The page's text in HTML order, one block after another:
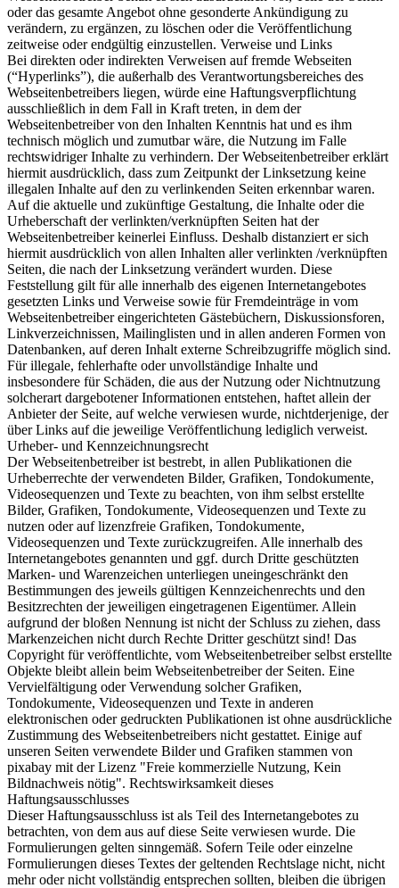
oder das gesamte Angebot ohne gesonderte Ankündigung zu
verändern, zu ergänzen, zu löschen oder die Veröffentlichung
zeitweise oder endgültig einzustellen. Verweise und Links
Bei direkten oder indirekten Verweisen auf fremde Webseiten
(“Hyperlinks”), die außerhalb des Verantwortungsbereiches des
Webseitenbetreibers liegen, würde eine Haftungsverpflichtung
ausschließlich in dem Fall in Kraft treten, in dem der
Webseitenbetreiber von den Inhalten Kenntnis hat und es ihm
technisch möglich und zumutbar wäre, die Nutzung im Falle
rechtswidriger Inhalte zu verhindern. Der Webseitenbetreiber erklärt
hiermit ausdrücklich, dass zum Zeitpunkt der Linksetzung keine
illegalen Inhalte auf den zu verlinkenden Seiten erkennbar waren.
Auf die aktuelle und zukünftige Gestaltung, die Inhalte oder die
Urheberschaft der verlinkten/verknüpften Seiten hat der
Webseitenbetreiber keinerlei Einfluss. Deshalb distanziert er sich
hiermit ausdrücklich von allen Inhalten aller verlinkten /verknüpften
Seiten, die nach der Linksetzung verändert wurden. Diese
Feststellung gilt für alle innerhalb des eigenen Internetangebotes
gesetzten Links und Verweise sowie für Fremdeinträge in vom
Webseitenbetreiber eingerichteten Gästebüchern, Diskussionsforen,
Linkverzeichnissen, Mailinglisten und in allen anderen Formen von
Datenbanken, auf deren Inhalt externe Schreibzugriffe möglich sind.
Für illegale, fehlerhafte oder unvollständige Inhalte und
insbesondere für Schäden, die aus der Nutzung oder Nichtnutzung
solcherart dargebotener Informationen entstehen, haftet allein der
Anbieter der Seite, auf welche verwiesen wurde, nichtderjenige, der
über Links auf die jeweilige Veröffentlichung lediglich verweist.
Urheber- und Kennzeichnungsrecht
Der Webseitenbetreiber ist bestrebt, in allen Publikationen die
Urheberrechte der verwendeten Bilder, Grafiken, Tondokumente,
Videosequenzen und Texte zu beachten, von ihm selbst erstellte
Bilder, Grafiken, Tondokumente, Videosequenzen und Texte zu
nutzen oder auf lizenzfreie Grafiken, Tondokumente,
Videosequenzen und Texte zurückzugreifen. Alle innerhalb des
Internetangebotes genannten und ggf. durch Dritte geschützten
Marken- und Warenzeichen unterliegen uneingeschränkt den
Bestimmungen des jeweils gültigen Kennzeichenrechts und den
Besitzrechten der jeweiligen eingetragenen Eigentümer. Allein
aufgrund der bloßen Nennung ist nicht der Schluss zu ziehen, dass
Markenzeichen nicht durch Rechte Dritter geschützt sind! Das
Copyright für veröffentlichte, vom Webseitenbetreiber selbst erstellte
Objekte bleibt allein beim Webseitenbetreiber der Seiten. Eine
Vervielfältigung oder Verwendung solcher Grafiken,
Tondokumente, Videosequenzen und Texte in anderen
elektronischen oder gedruckten Publikationen ist ohne ausdrückliche
Zustimmung des Webseitenbetreibers nicht gestattet. Einige auf
unseren Seiten verwendete Bilder und Grafiken stammen von
pixabay mit der Lizenz "Freie kommerzielle Nutzung, Kein
Bildnachweis nötig". Rechtswirksamkeit dieses
Haftungsausschlusses
Dieser Haftungsausschluss ist als Teil des Internetangebotes zu
betrachten, von dem aus auf diese Seite verwiesen wurde. Die
Formulierungen gelten sinngemäß. Sofern Teile oder einzelne
Formulierungen dieses Textes der geltenden Rechtslage nicht, nicht
mehr oder nicht vollständig entsprechen sollten, bleiben die übrigen